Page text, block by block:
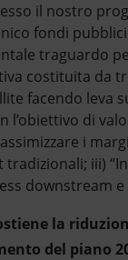
il nostro
fondi
traguardo
costituita da
facendo leva
l’obiettivo di
i
iii)
downstream e
la
del piano